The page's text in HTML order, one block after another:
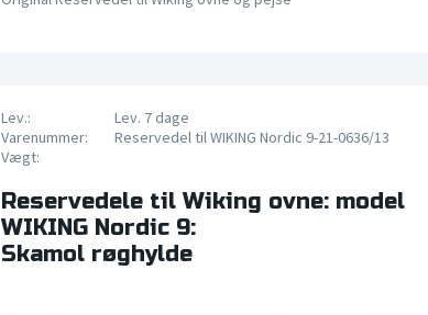
Lev.:
Lev. 7 dage
Varenummer:
Reservedel til WIKING Nordic 9-21-0636/13
Vægt:
Reservedele til Wiking ovne: model
WIKING Nordic 9:
Skamol røghylde